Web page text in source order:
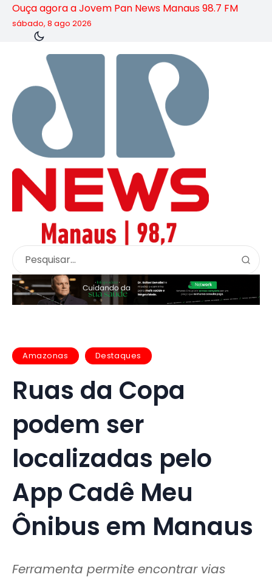
Ouça agora a Jovem Pan News Manaus 98.7 FM
sábado, 8 ago 2026
Amazonas Destaques
Ruas da Copa
podem ser
localizadas pelo
App Cadê Meu
Ônibus em Manaus
Ferramenta permite encontrar vias